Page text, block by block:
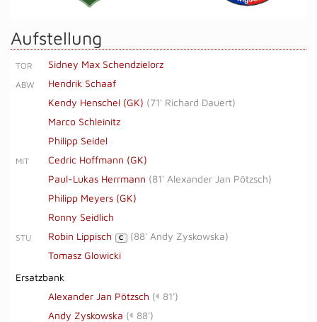
Aufstellung
TOR Sidney Max Schendzielorz
ABW
Hendrik Schaaf
Kendy Henschel (GK) (71' Richard Dauert)
Marco Schleinitz
Philipp Seidel
MIT
Cedric Hoffmann (GK)
Paul-Lukas Herrmann (81' Alexander Jan Pötzsch)
Philipp Meyers (GK)
Ronny Seidlich
STU Robin Lippisch C (88' Andy Zyskowska)
Tomasz Glowicki
Ersatzbank
Alexander Jan Pötzsch (
81')
Andy Zyskowska (
88')